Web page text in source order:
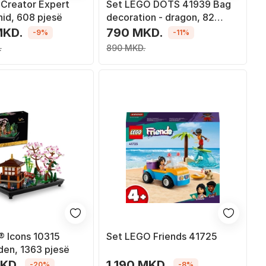
Expert
608 pjesë
-9%
Set LEGO DOTS 41939 Bag
decoration - dragon, 82
pjesë
790 MKD.
890 MKD.
-11%
Icons 10315
1363 pjesë
Set LEGO Friends 41725